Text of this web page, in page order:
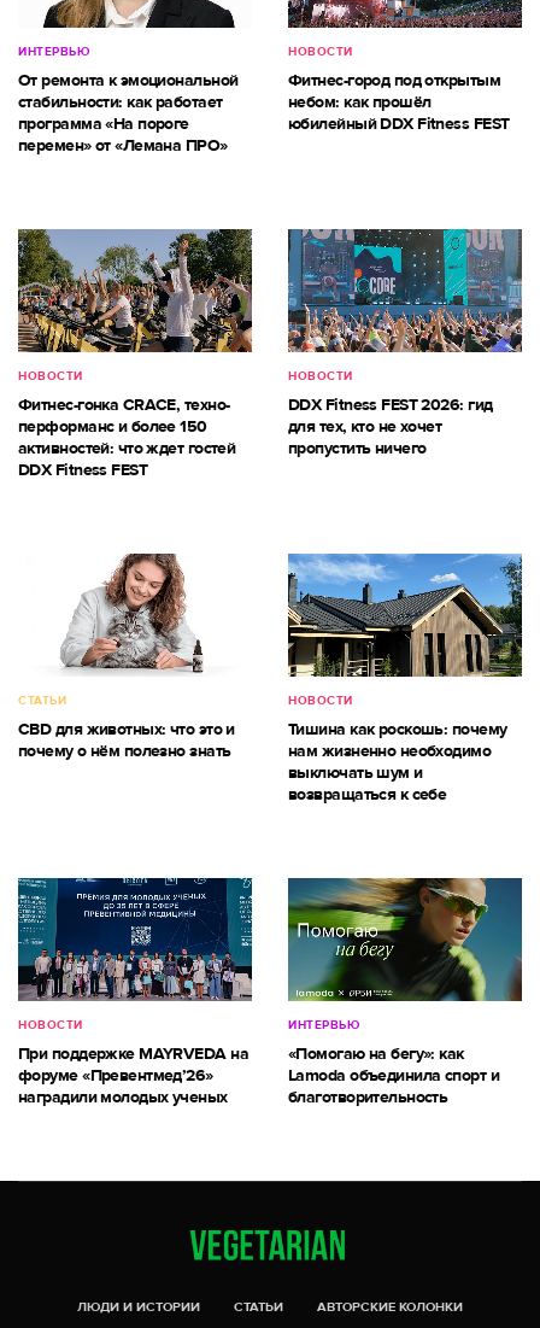
ИНТЕРВЬЮ
От ремонта к эмоциональной
стабильности: как работает
программа «На пороге
перемен» от «Лемана ПРО»
НОВОСТИ
Фитнес-город под открытым
небом: как прошёл
юбилейный DDX Fitness FEST
НОВОСТИ
Фитнес-гонка CRACE, техно-
перформанс и более 150
активностей: что ждет гостей
DDX Fitness FEST
НОВОСТИ
DDX Fitness FEST 2026: гид
для тех, кто не хочет
пропустить ничего
СТАТЬИ
CBD для животных: что это и
почему о нём полезно знать
НОВОСТИ
Тишина как роскошь: почему
нам жизненно необходимо
выключать шум и
возвращаться к себе
НОВОСТИ
При поддержке MAYRVEDA на
форуме «Превентмед’26»
наградили молодых ученых
ИНТЕРВЬЮ
«Помогаю на бегу»: как
Lamoda объединила спорт и
благотворительность
ЛЮДИ И ИСТОРИИ СТАТЬИ АВТОРСКИЕ КОЛОНКИ